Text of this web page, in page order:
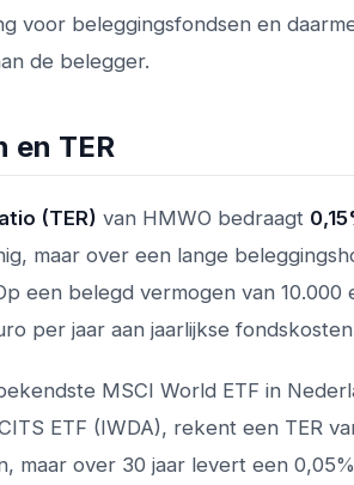
voor beleggingsfondsen en
de belegger.
en TER
(TER) van HMWO bedraagt
maar over een lange
een belegd vermogen van 10.000
per jaar aan jaarlijkse
MSCI World ETF in
ETF (IWDA), rekent een TER
maar over 30 jaar levert een